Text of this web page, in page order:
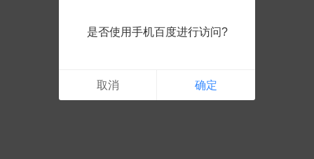
是否使用手机百度进行访问?
取消 确定